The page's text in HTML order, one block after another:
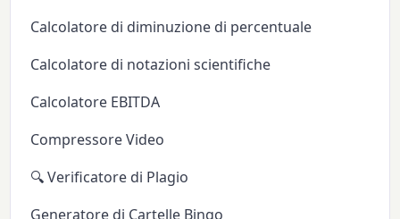
Calcolatore di diminuzione di percentuale
Calcolatore di notazioni scientifiche
Calcolatore EBITDA
Compressore Video
🔍 Verificatore di Plagio
Generatore di Cartelle Bingo